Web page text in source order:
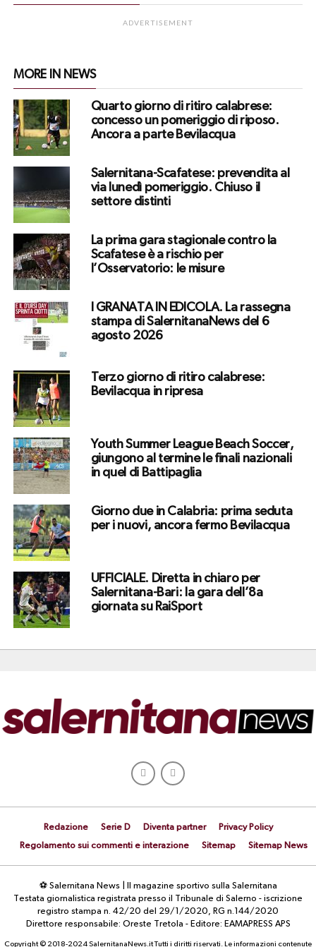
ADVERTISEMENT
MORE IN NEWS
Quarto giorno di ritiro calabrese:
concesso un pomeriggio di riposo.
Ancora a parte Bevilacqua
Salernitana-Scafatese: prevendita al
via lunedì pomeriggio. Chiuso il
settore distinti
La prima gara stagionale contro la
Scafatese è a rischio per
l’Osservatorio: le misure
I GRANATA IN EDICOLA. La rassegna
stampa di SalernitanaNews del 6
agosto 2026
Terzo giorno di ritiro calabrese:
Bevilacqua in ripresa
Youth Summer League Beach Soccer,
giungono al termine le finali nazionali
in quel di Battipaglia
Giorno due in Calabria: prima seduta
per i nuovi, ancora fermo Bevilacqua
UFFICIALE. Diretta in chiaro per
Salernitana-Bari: la gara dell’8a
giornata su RaiSport
Redazione Serie D Diventa partner
Privacy Policy
Regolamento sui commenti e interazione
Sitemap Sitemap News
⚽ Salernitana News | Il magazine sportivo sulla Salernitana
Testata giornalistica registrata presso il Tribunale di Salerno - iscrizione
registro stampa n. 42/20 del 29/1/2020, RG n.144/2020
Direttore responsabile: Oreste Tretola - Editore: EAMAPRESS APS
Copyright © 2018-2024 SalernitanaNews.it Tutti i diritti riservati. Le informazioni contenute